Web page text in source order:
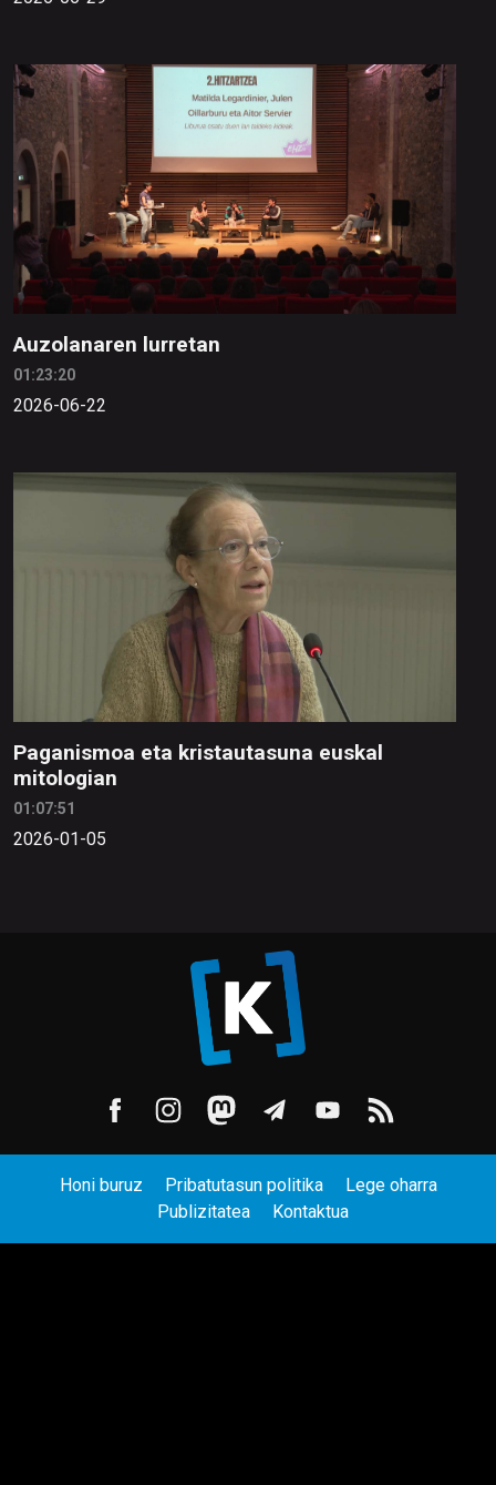
Auzolanaren lurretan
01:23:20
2026-06-22
Paganismoa eta kristautasuna euskal
mitologian
01:07:51
2026-01-05
Honi buruz Pribatutasun politika
Lege oharra
Publizitatea
Kontaktua